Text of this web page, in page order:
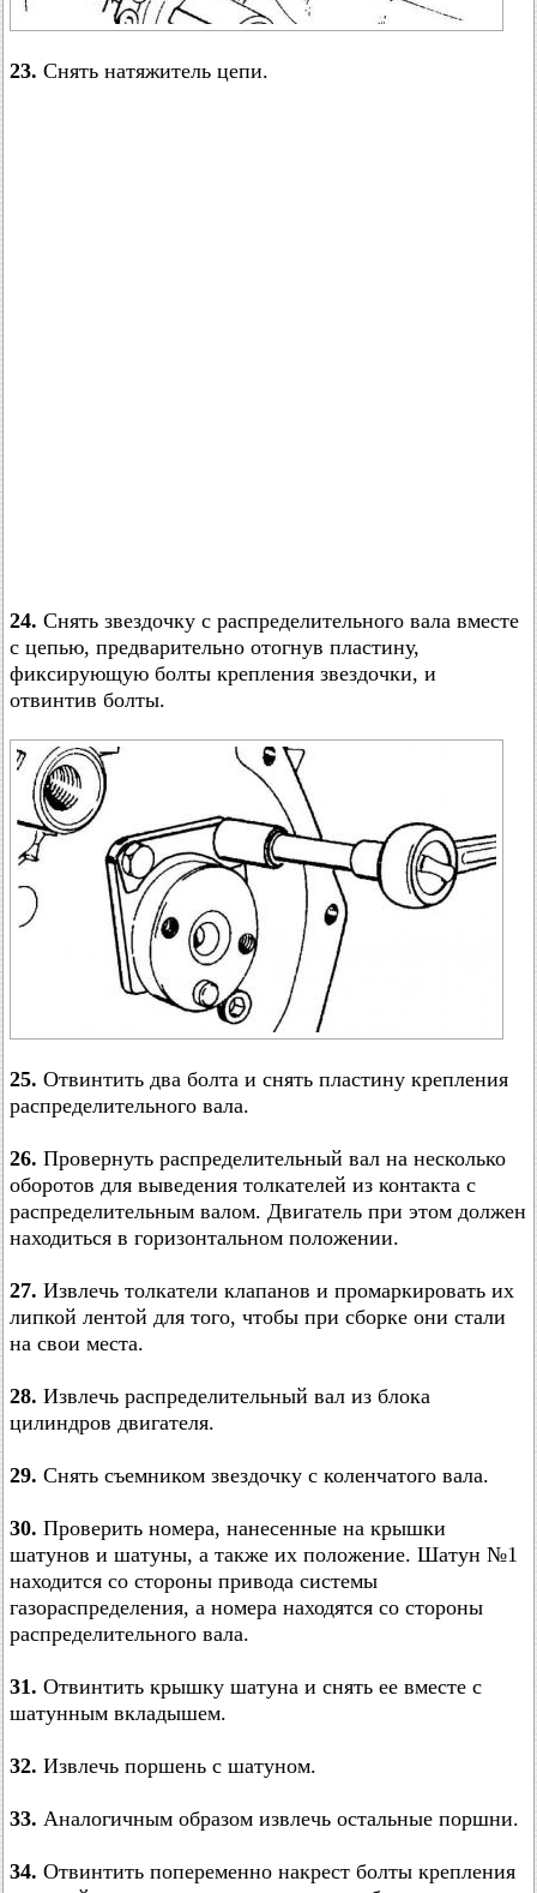
23. Снять натяжитель цепи.
24. Снять звездочку с распределительного вала вместе
с цепью, предварительно отогнув пластину,
фиксирующую болты крепления звездочки, и
отвинтив болты.
25. Отвинтить два болта и снять пластину крепления
распределительного вала.
26. Провернуть распределительный вал на несколько
оборотов для выведения толкателей из контакта с
распределительным валом. Двигатель при этом должен
находиться в горизонтальном положении.
27. Извлечь толкатели клапанов и промаркировать их
липкой лентой для того, чтобы при сборке они стали
на свои места.
28. Извлечь распределительный вал из блока
цилиндров двигателя.
29. Снять съемником звездочку с коленчатого вала.
30. Проверить номера, нанесенные на крышки
шатунов и шатуны, а также их положение. Шатун №1
находится со стороны привода системы
газораспределения, а номера находятся со стороны
распределительного вала.
31. Отвинтить крышку шатуна и снять ее вместе с
шатунным вкладышем.
32. Извлечь поршень с шатуном.
33. Аналогичным образом извлечь остальные поршни.
34. Отвинтить попеременно накрест болты крепления